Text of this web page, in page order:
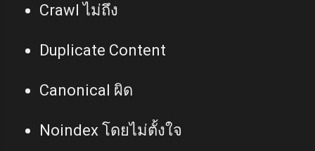
Crawl ไม่ถึง
Duplicate Content
Canonical ผิด
Noindex โดยไม่ตั้งใจ